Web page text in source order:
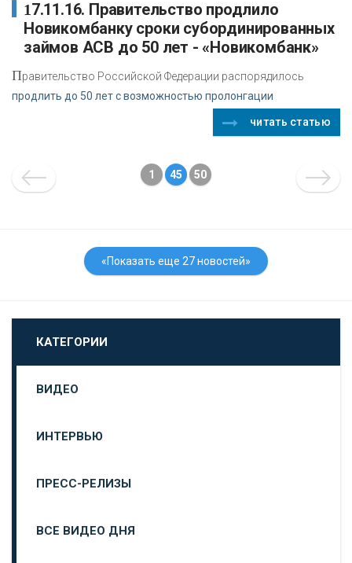
17.11.16. Правительство продлило
Новикомбанку сроки субординированных
займов АСВ до 50 лет - «Новикомбанк»
Правительство Российской Федерации распорядилось
продлить до 50 лет с возможностью пролонгации
читать статью
1 45 50
«Показать еще 27 новостей»
КАТЕГОРИИ
ВИДЕО
ИНТЕРВЬЮ
ПРЕСС-РЕЛИЗЫ
ВСЕ ВИДЕО ДНЯ